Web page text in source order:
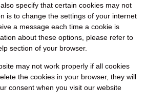
specify that certain cookies may not
is to change the settings of your internet
a message each time a cookie is
about these options, please refer to
section of your browser.
may not work properly if all cookies
the cookies in your browser, they will
consent when you visit our website